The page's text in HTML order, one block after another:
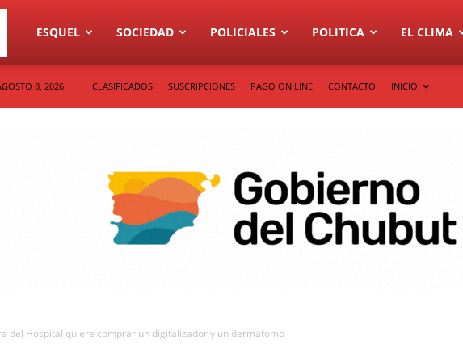
Diario
ESQUEL SOCIEDAD POLICIALES POLITICA EL CLIMA
8, 2026 CLASIFICADOS SUSCRIPCIONES PAGO ON LINE CONTACTO INICIO
del Hospital quiere comprar un digitalizador y un dermatomo